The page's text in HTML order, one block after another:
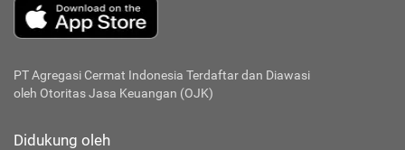
PT Agregasi Cermat Indonesia Terdaftar dan Diawasi
oleh Otoritas Jasa Keuangan (OJK)
Didukung oleh